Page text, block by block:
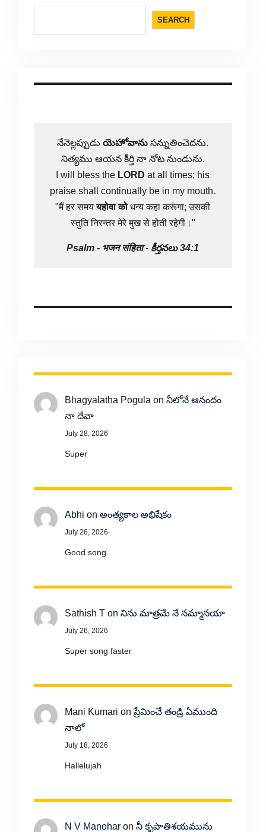
SEARCH
నేనెల్లప్పుడుయెహోవాను సన్నుతించెదను.
నిత్యము ఆయన కీర్తి నా నోట నుండును.
I will bless the LORD at all times; his
praise shall continually be in my mouth.
"मैं हर समययहोवा कोधन्य कहा करूंगा; उसकी
स्तुति निरन्तर मेरे मुख से होती रहेगी।"
Psalm - भजन संहिता- కీర్తనలు 34:1
Bhagyalatha Pogula on నీలోనే ఆనందం
నా దేవా
July 28, 2026
Super
Abhi on అంత్యకాల అభిషేకం
July 26, 2026
Good song
Sathish Ton నిను మాత్రమే నే నమ్మానయా
July 26, 2026
Super song faster
Mani Kumari onప్రేమించే తండ్రి ఏముంది
నాలో
July 18, 2026
Hallelujah
N V Manoharon నీ కృపాతిశయమును